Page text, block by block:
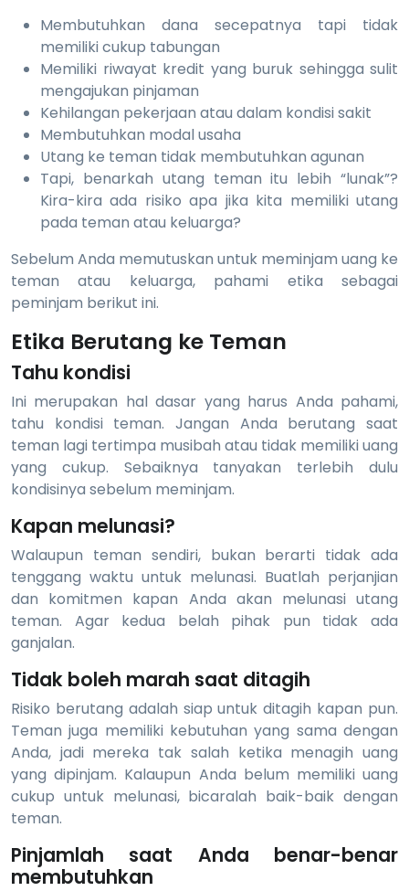
Membutuhkan dana secepatnya tapi tidak
memiliki cukup tabungan
Memiliki riwayat kredit yang buruk sehingga sulit
mengajukan pinjaman
Kehilangan pekerjaan atau dalam kondisi sakit
Membutuhkan modal usaha
Utang ke teman tidak membutuhkan agunan
Tapi, benarkah utang teman itu lebih “lunak”?
Kira-kira ada risiko apa jika kita memiliki utang
pada teman atau keluarga?
Sebelum Anda memutuskan untuk meminjam uang ke
teman atau keluarga, pahami etika sebagai
peminjam berikut ini.
Etika Berutang ke Teman
Tahu kondisi
Ini merupakan hal dasar yang harus Anda pahami,
tahu kondisi teman. Jangan Anda berutang saat
teman lagi tertimpa musibah atau tidak memiliki uang
yang cukup. Sebaiknya tanyakan terlebih dulu
kondisinya sebelum meminjam.
Kapan melunasi?
Walaupun teman sendiri, bukan berarti tidak ada
tenggang waktu untuk melunasi. Buatlah perjanjian
dan komitmen kapan Anda akan melunasi utang
teman. Agar kedua belah pihak pun tidak ada
ganjalan.
Tidak boleh marah saat ditagih
Risiko berutang adalah siap untuk ditagih kapan pun.
Teman juga memiliki kebutuhan yang sama dengan
Anda, jadi mereka tak salah ketika menagih uang
yang dipinjam. Kalaupun Anda belum memiliki uang
cukup untuk melunasi, bicaralah baik-baik dengan
teman.
Pinjamlah saat Anda benar-benar
membutuhkan